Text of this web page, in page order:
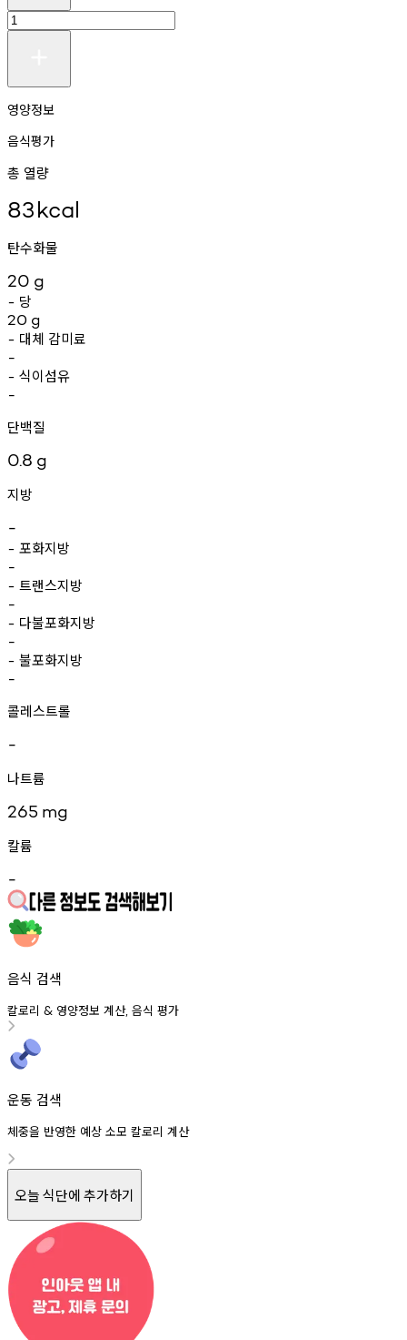
영양정보
음식평가
총 열량
83kcal
탄수화물
20 g
- 당
20 g
- 대체 감미료
-
- 식이섬유
-
단백질
0.8 g
지방
-
- 포화지방
-
- 트랜스지방
-
- 다불포화지방
-
- 불포화지방
-
콜레스트롤
-
나트륨
265 mg
칼륨
-
음식 검색
칼로리 & 영양정보 계산, 음식 평가
운동 검색
체중을 반영한 예상 소모 칼로리 계산
오늘 식단에 추가하기